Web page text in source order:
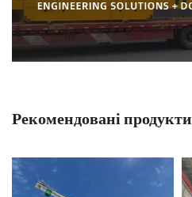
Рекомендовані продукти